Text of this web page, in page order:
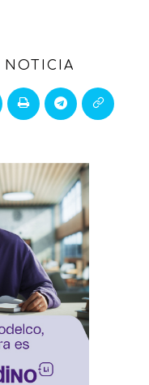
NOTICIA